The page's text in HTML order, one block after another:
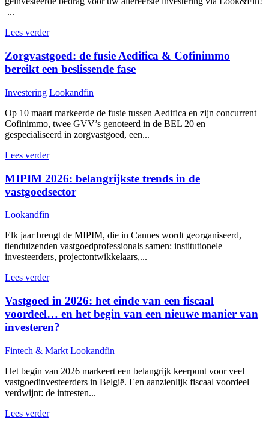
...
Lees verder
Zorgvastgoed: de fusie Aedifica & Cofinimmo
bereikt een beslissende fase
Investering Lookandfin
Op 10 maart markeerde de fusie tussen Aedifica en zijn concurrent
Cofinimmo, twee GVV’s genoteerd in de BEL 20 en
gespecialiseerd in zorgvastgoed, een...
Lees verder
MIPIM 2026: belangrijkste trends in de
vastgoedsector
Lookandfin
Elk jaar brengt de MIPIM, die in Cannes wordt georganiseerd,
tienduizenden vastgoedprofessionals samen: institutionele
investeerders, projectontwikkelaars,...
Lees verder
Vastgoed in 2026: het einde van een fiscaal
voordeel… en het begin van een nieuwe manier van
investeren?
Fintech & Markt Lookandfin
Het begin van 2026 markeert een belangrijk keerpunt voor veel
vastgoedinvesteerders in België. Een aanzienlijk fiscaal voordeel
verdwijnt: de intresten...
Lees verder